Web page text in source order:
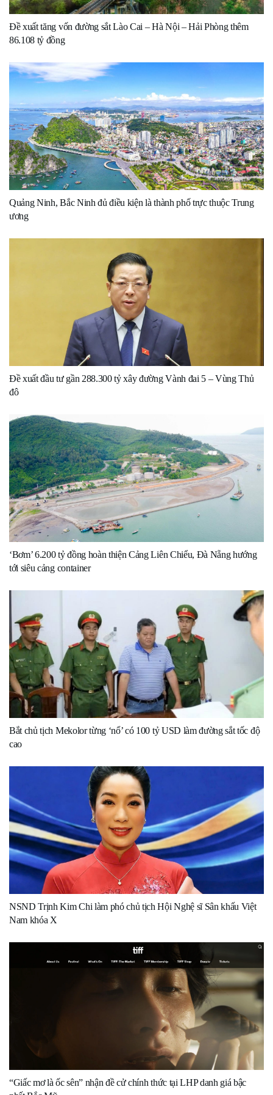
Đề xuất tăng vốn đường sắt Lào Cai – Hà Nội – Hải Phòng thêm
86.108 tỷ đồng
Quảng Ninh, Bắc Ninh đủ điều kiện là thành phố trực thuộc Trung
ương
Đề xuất đầu tư gần 288.300 tỷ xây đường Vành đai 5 – Vùng Thủ
đô
‘Bơm’ 6.200 tỷ đồng hoàn thiện Cảng Liên Chiểu, Đà Nẵng hướng
tới siêu cảng container
Bắt chủ tịch Mekolor từng ‘nổ’ có 100 tỷ USD làm đường sắt tốc độ
cao
NSND Trịnh Kim Chi làm phó chủ tịch Hội Nghệ sĩ Sân khấu Việt
Nam khóa X
“Giấc mơ là ốc sên” nhận đề cử chính thức tại LHP danh giá bậc